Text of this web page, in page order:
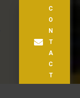
C
O
N
T
A
C
T